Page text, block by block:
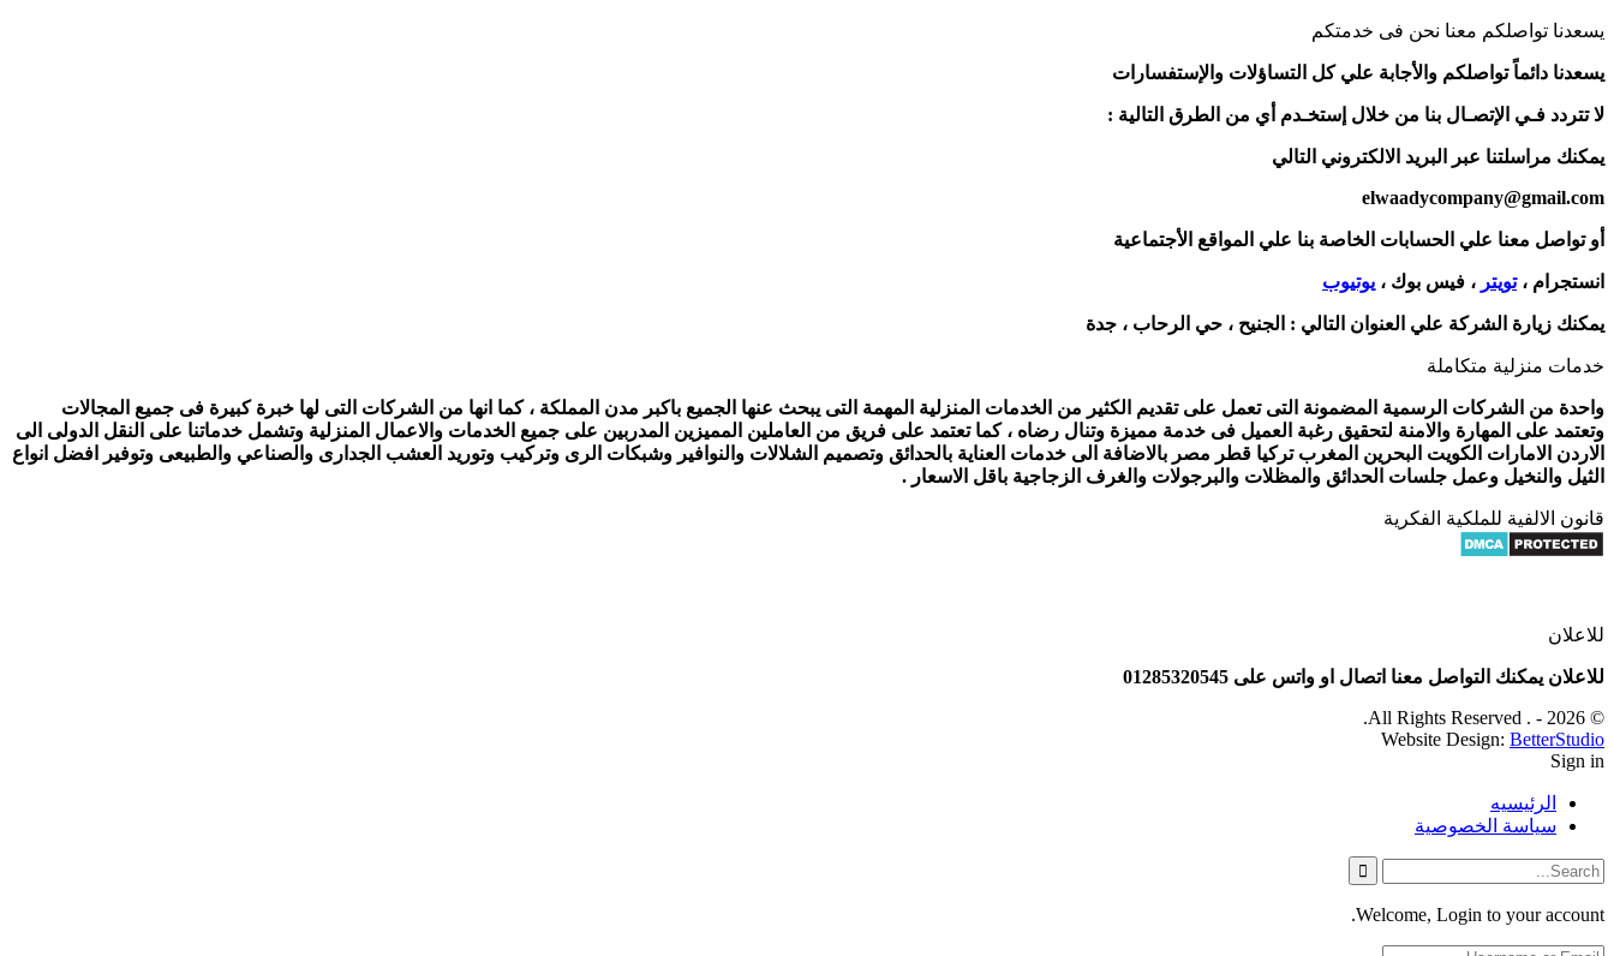
يسعدنا تواصلكم معنا نحن فى خدمتكم
يسعدنا دائماً تواصلكم والأجابة علي كل التساؤلات والإستفسارات
لا تتردد فـي الإتصـال بنا من خلال إستخـدم أي من الطرق التالية :
يمكنك مراسلتنا عبر البريد الالكتروني التالي
elwaadycompany@gmail.com
أو تواصل معنا علي الحسابات الخاصة بنا علي المواقع الأجتماعية
انستجرام ،تويتر ، فيس بوك ، يوتيوب
يمكنك زيارة الشركة علي العنوان التالي : الجنيح ، حي الرحاب ، جدة
خدمات منزلية متكاملة
واحدة من الشركات الرسمية المضمونة التى تعمل على تقديم الكثير من الخدمات المنزلية المهمة التى يبحث عنها الجميع باكبر مدن المملكة ، كما انها من الشركات التى لها خبرة كبيرة فى جميع المجالات
وتعتمد على المهارة والامنة لتحقيق رغبة العميل فى خدمة مميزة وتنال رضاه ، كما تعتمد على فريق من العاملين المميزين المدربين على جميع الخدمات والاعمال المنزلية وتشمل خدماتنا على النقل الدولى الى
الاردن الامارات الكويت البحرين المغرب تركيا قطر مصر بالاضافة الى خدمات العناية بالحدائق وتصميم الشلالات والنوافير وشبكات الرى وتركيب وتوريد العشب الجدارى والصناعي والطبيعى وتوفير افضل انواع
الثيل والنخيل وعمل جلسات الحدائق والمظلات والبرجولات والغرف الزجاجية باقل الاسعار .
قانون الالفية للملكية الفكرية
للاعلان
للاعلان يمكنك التواصل معنا اتصال او واتس على 01285320545
© 2026 - . All Rights Reserved.
Website Design: BetterStudio
Sign in
الرئيسيه
سياسة الخصوصية
Welcome, Login to your account.